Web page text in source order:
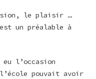
le plaisir …
est un préalable à
eu l’occasion
pouvait avoir